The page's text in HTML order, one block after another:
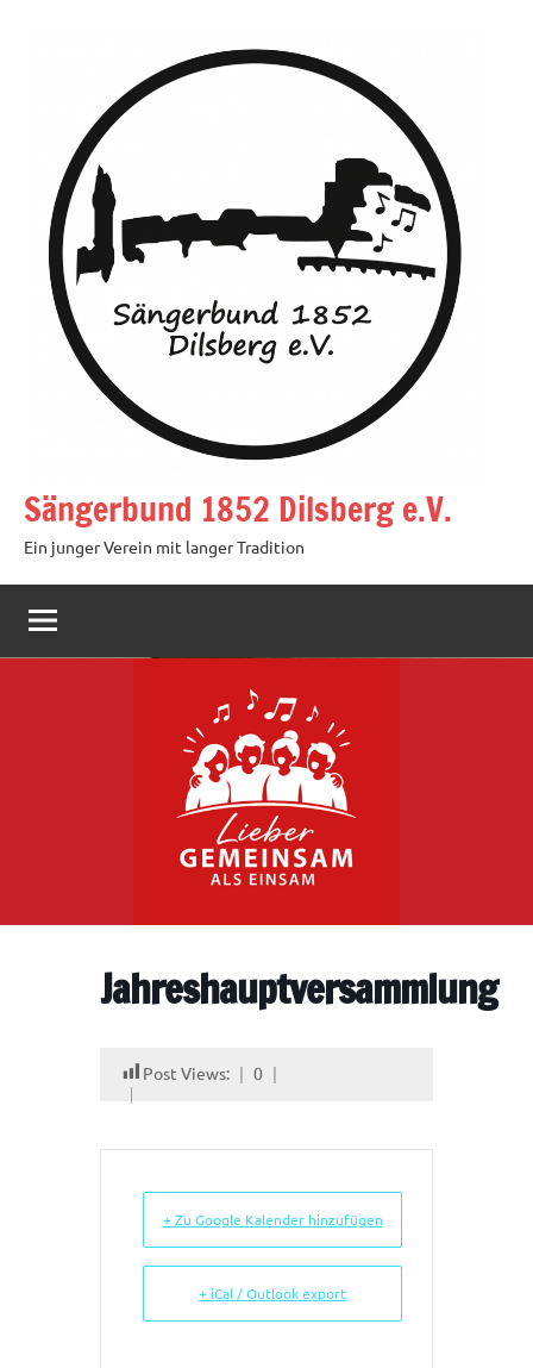
Sängerbund 1852 Dilsberg e.V.
Ein junger Verein mit langer Tradition
Jahreshauptversammlung
Post Views: 0
+ Zu Google Kalender hinzufügen
+ iCal / Outlook export